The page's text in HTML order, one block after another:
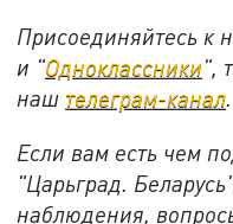
Присоединяйтесь к
и "Одноклассники",
наш телеграм-канал.
Если вам есть чем
"Царьград.
наблюдения,